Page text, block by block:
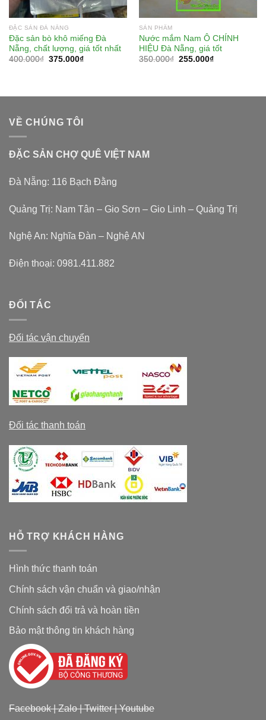
ĐẶC SẢN ĐÀ NẴNG
Đặc sản bò khô miếng Đà
Nẵng, chất lượng, giá tốt nhất
400.000₫ 375.000₫
SẢN PHẨM
Nước mắm Nam Ô CHÍNH
HIỆU Đà Nẵng, giá tốt
350.000₫ 255.000₫
VỀ CHÚNG TÔI
ĐẶC SẢN CHỢ QUÊ VIỆT NAM
Đà Nẵng: 116 Bạch Đằng
Quảng Trị: Nam Tân – Gio Sơn – Gio Linh – Quảng Trị
Nghệ An: Nghĩa Đàn – Nghệ AN
Điện thoại: 0981.411.882
ĐỐI TÁC
Đối tác vận chuyển
Đối tác thanh toán
HỖ TRỢ KHÁCH HÀNG
Hình thức thanh toán
Chính sách vận chuẩn và giao/nhận
Chính sách đổi trả và hoàn tiền
Bảo mật thông tin khách hàng
Facebook|Zalo|Twitter|Youtube